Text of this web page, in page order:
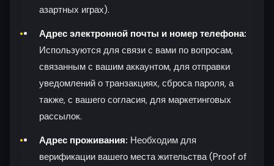
азартных играх).
Адрес электронной почты и номер телефона:
Используются для связи с вами по вопросам,
связанным с вашим аккаунтом, для отправки
уведомлений о транзакциях, сброса пароля, а
также, с вашего согласия, для маркетинговых
рассылок.
Адрес проживания: Необходим для
верификации вашего места жительства (Proof of